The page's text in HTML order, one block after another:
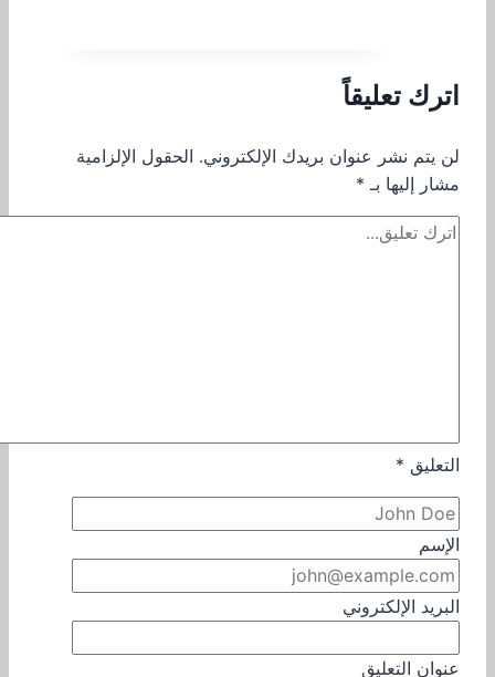
وفد
وزارة
بغداد
اترك تعليقاً
لن يتم نشر عنوان بريدك الإلكتروني. الحقول الإلزامية
مشار إليها بـ *
التعليق *
الإسم
البريد الإلكتروني
عنوان التعليق